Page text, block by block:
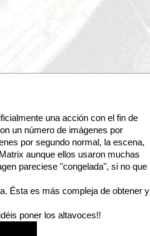
una acción con el fin de
un número de imágenes por
por segundo normal, la escena,
aunque ellos usaron muchas
pareciese "congelada", si no que
Ésta es más compleja de obtener y
poner los altavoces!!